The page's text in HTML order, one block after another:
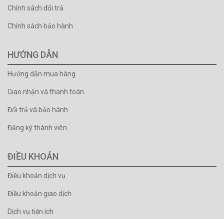
Chính sách đổi trả
Chính sách bảo hành
HƯỚNG DẪN
Hướng dẫn mua hàng
Giao nhận và thanh toán
Đổi trả và bảo hành
Đăng ký thành viên
ĐIỀU KHOẢN
Điều khoản dịch vụ
Điều khoản giao dịch
Dịch vụ tiện ích